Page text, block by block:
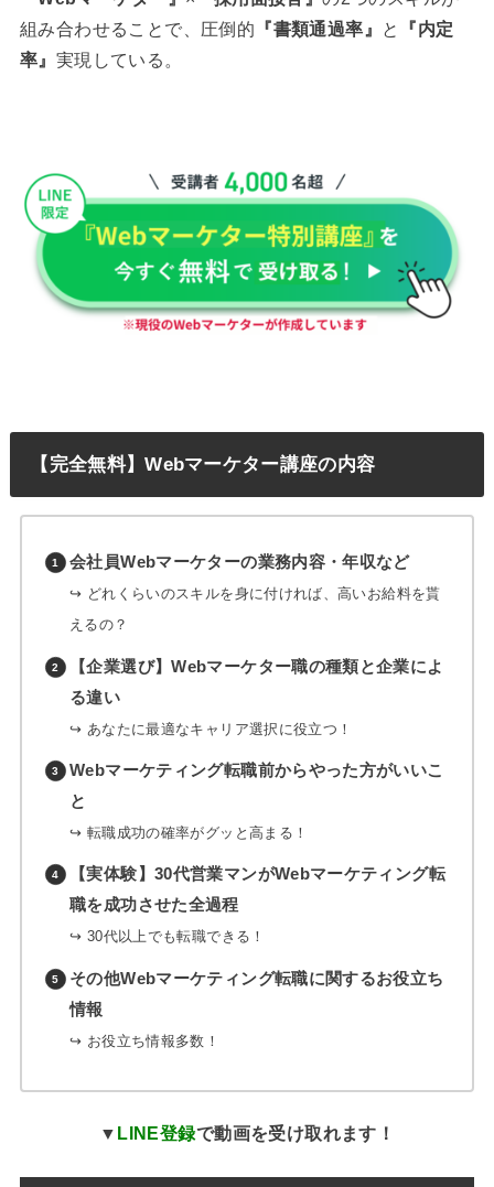
組み合わせることで、圧倒的 『書類通過率』 と
『内定
率』 実現している。
【完全無料】Webマーケター講座の内容
会社員Webマーケターの業務内容・年収など
↪︎ どれくらいのスキルを身に付ければ、高いお給料を貰
えるの？
【企業選び】Webマーケター職の種類と企業によ
る違い
↪︎ あなたに最適なキャリア選択に役立つ！
Webマーケティング転職前からやった方がいいこ
と
↪︎ 転職成功の確率がグッと高まる！
【実体験】30代営業マンがWebマーケティング転
職を成功させた全過程
↪︎ 30代以上でも転職できる！
その他Webマーケティング転職に関するお役立ち
情報
↪︎ お役立ち情報多数！
▼ LINE登録で動画を受け取れます！